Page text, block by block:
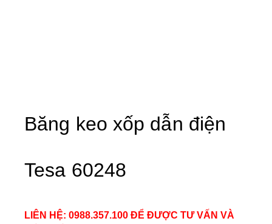
Băng keo xốp dẫn điện
Tesa 60248
LIÊN HỆ: 0988.357.100 ĐỂ ĐƯỢC TƯ VẤN VÀ